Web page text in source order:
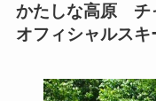
かたしな高原 チ
オフィシャルスキ